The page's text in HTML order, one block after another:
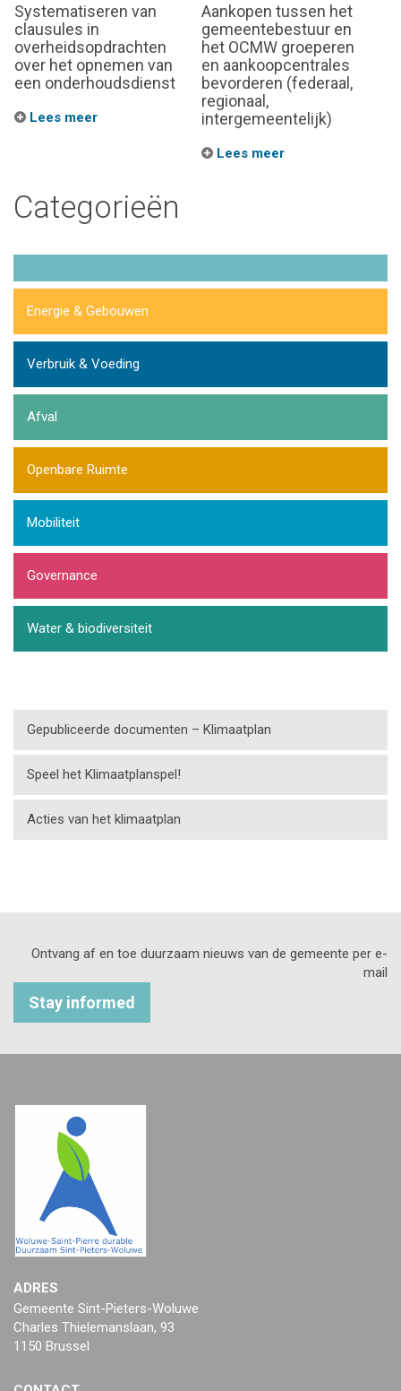
Systematiseren van
clausules in
overheidsopdrachten
over het opnemen van
een onderhoudsdienst
Lees meer
Aankopen tussen het
gemeentebestuur en
het OCMW groeperen
en aankoopcentrales
bevorderen (federaal,
regionaal,
intergemeentelijk)
Lees meer
Categorieën
Energie & Gebouwen
Verbruik & Voeding
Afval
Openbare Ruimte
Mobiliteit
Governance
Water & biodiversiteit
Gepubliceerde documenten – Klimaatplan
Speel het Klimaatplanspel!
Acties van het klimaatplan
Ontvang af en toe duurzaam nieuws van de gemeente per e-
mail
Stay informed
ADRES
Gemeente Sint-Pieters-Woluwe
Charles Thielemanslaan, 93
1150 Brussel